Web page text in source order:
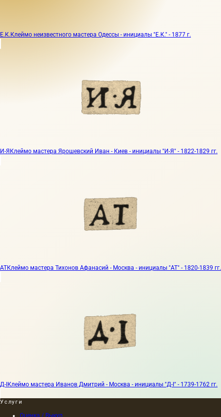
Е.К.Клеймо неизвестного мастера Одессы - инициалы "Е.К." - 1877 г.
И-ЯКлеймо мастера Ярошевский Иван - Киев - инициалы "И-Я" - 1822-1829 гг.
АТКлеймо мастера Тихонов Афанасий - Москва - инициалы "АТ" - 1820-1839 гг.
Д-IКлеймо мастера Иванов Дмитрий - Москва - инициалы "Д-I" - 1739-1762 гг.
Услуги
Оценка / Выкуп